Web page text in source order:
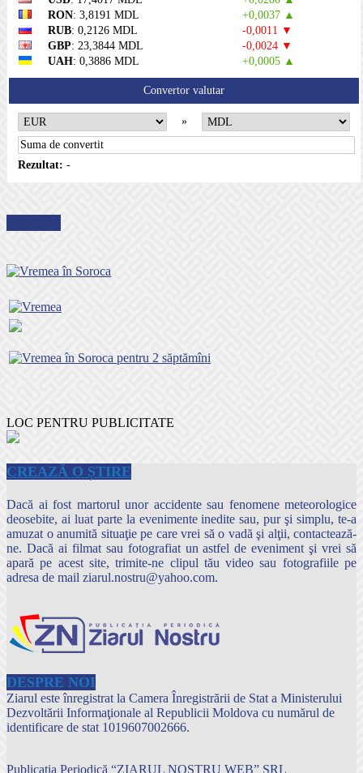
RON: 3,8191 MDL
+0,0037 ▲
RUB: 0,2126 MDL
-0,0011 ▼
GBP: 23,3844 MDL
-0,0024 ▼
UAH: 0,3886 MDL +0,0005 ▲
Convertor valutar
»
Rezultat: -
LOC PENTRU PUBLICITATE
CREAZĂ O ȘTIRE
Dacă ai fost martorul unor accidente sau fenomene meteorologice
deosebite, ai luat parte la evenimente inedite sau, pur şi simplu, te-a
amuzat o anumită situaţie pe care vrei să o vadă şi alţii, contactează-
ne. Dacă ai filmat sau fotografiat un astfel de eveniment şi vrei să
apară pe acest site, trimite-ne clipul tău video sau fotografiile pe
adresa de mail ziarul.nostru@yahoo.com.
DESPRE NOI
Ziarul este înregistrat la Camera Înregistrării de Stat a Ministerului
Dezvoltării Informaţionale al Republicii Moldova cu numărul de
identificare de stat 1019607002666.
Publicația Periodică “ZIARUL NOSTRU WEB” SRL